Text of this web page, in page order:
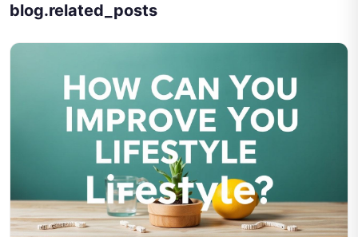
blog.related_posts